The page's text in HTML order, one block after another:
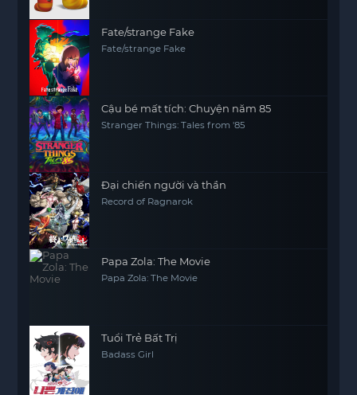
Fate/strange Fake
Fate/strange Fake
Cậu bé mất tích: Chuyện năm 85
Stranger Things: Tales from '85
Đại chiến người và thần
Record of Ragnarok
Papa Zola: The Movie
Papa Zola: The Movie
Tuổi Trẻ Bất Trị
Badass Girl